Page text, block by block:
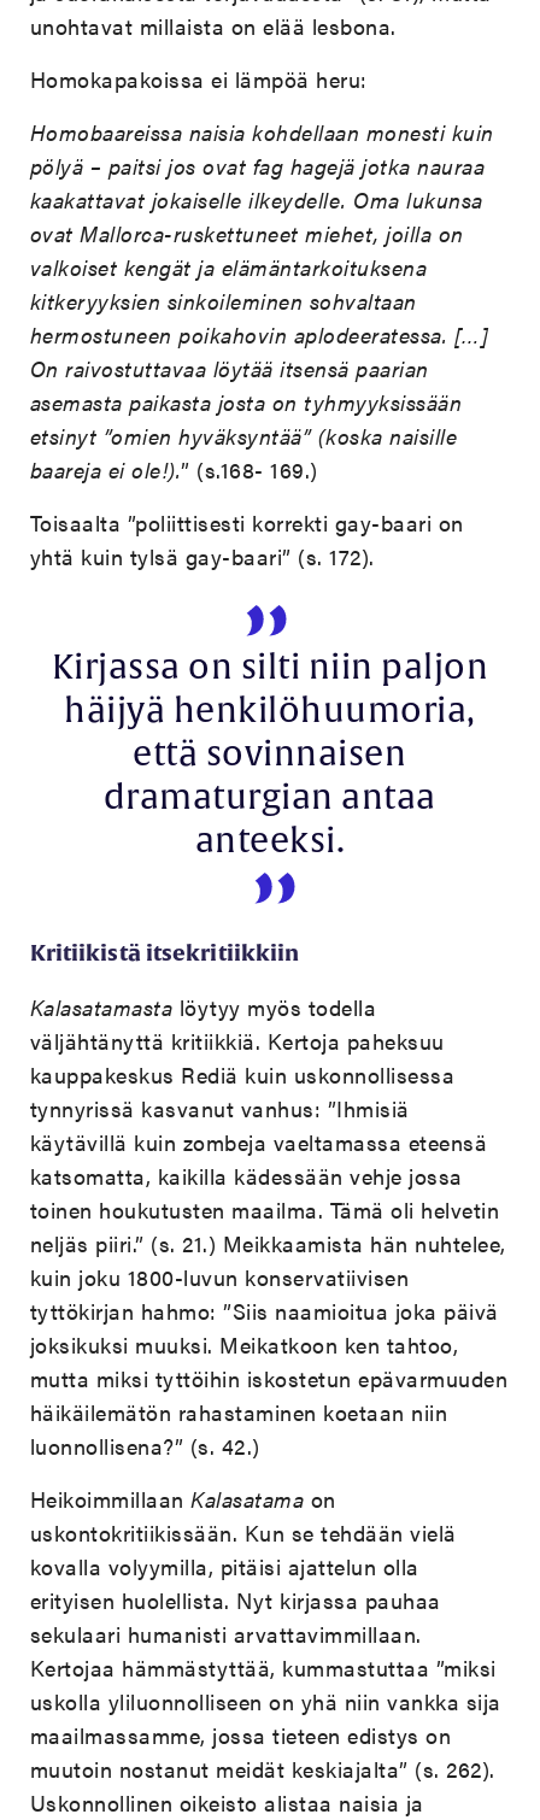
unohtavat millaista on elää lesbona.
Homokapakoissa ei lämpöä heru:
Homobaareissa naisia kohdellaan monesti kuin
pölyä – paitsi jos ovat fag hagejä jotka nauraa
kaakattavat jokaiselle ilkeydelle. Oma lukunsa
ovat Mallorca-ruskettuneet miehet, joilla on
valkoiset kengät ja elämäntarkoituksena
kitkeryyksien sinkoileminen sohvaltaan
hermostuneen poikahovin aplodeeratessa. […]
On raivostuttavaa löytää itsensä paarian
asemasta paikasta josta on tyhmyyksissään
etsinyt ”omien hyväksyntää” (koska naisille
baareja ei ole!).” (s.168- 169.)
Toisaalta ”poliittisesti korrekti gay-baari on
yhtä kuin tylsä gay-baari” (s. 172).
Kirjassa on silti niin paljon
häijyä henkilöhuumoria,
että sovinnaisen
dramaturgian antaa
anteeksi.
Kritiikistä itsekritiikkiin
Kalasatamasta löytyy myös todella
väljähtänyttä kritiikkiä. Kertoja paheksuu
kauppakeskus Rediä kuin uskonnollisessa
tynnyrissä kasvanut vanhus: ”Ihmisiä
käytävillä kuin zombeja vaeltamassa eteensä
katsomatta, kaikilla kädessään vehje jossa
toinen houkutusten maailma. Tämä oli helvetin
neljäs piiri.” (s. 21.) Meikkaamista hän nuhtelee,
kuin joku 1800-luvun konservatiivisen
tyttökirjan hahmo: ”Siis naamioitua joka päivä
joksikuksi muuksi. Meikatkoon ken tahtoo,
mutta miksi tyttöihin iskostetun epävarmuuden
häikäilemätön rahastaminen koetaan niin
luonnollisena?” (s. 42.)
HeikoimmillaanKalasatama on
uskontokritiikissään. Kun se tehdään vielä
kovalla volyymilla, pitäisi ajattelun olla
erityisen huolellista. Nyt kirjassa pauhaa
sekulaari humanisti arvattavimmillaan.
Kertojaa hämmästyttää, kummastuttaa ”miksi
uskolla yliluonnolliseen on yhä niin vankka sija
maailmassamme, jossa tieteen edistys on
muutoin nostanut meidät keskiajalta” (s. 262).
Uskonnollinen oikeisto alistaa naisia ja